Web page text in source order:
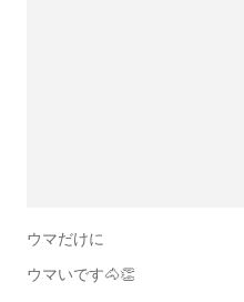
ウマだけに
ウマいです🐴👏